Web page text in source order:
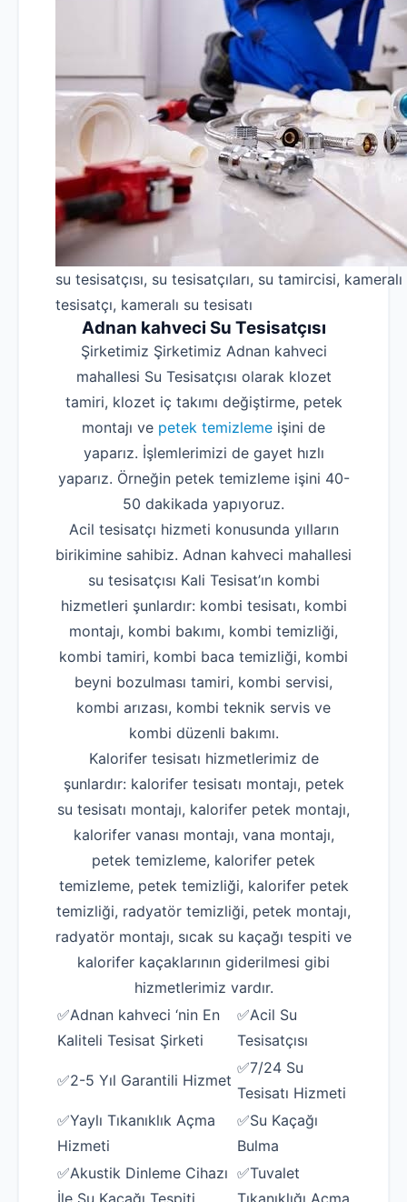
su tesisatçısı, su tesisatçıları, su tamircisi,
tesisatçı, kameralı su tesisatı
Adnan kahveci Su Tesisatçısı
Şirketimiz Şirketimiz Adnan kahveci
mahallesi Su Tesisatçısı olarak klozet
tamiri, klozet iç takımı değiştirme, petek
montajı ve petek temizleme işini de
yaparız. İşlemlerimizi de gayet hızlı
yaparız. Örneğin petek temizleme işini 40-
50 dakikada yapıyoruz.
Acil tesisatçı hizmeti konusunda yılların
birikimine sahibiz. Adnan kahveci mahallesi
su tesisatçısı Kali Tesisat’ın kombi
hizmetleri şunlardır: kombi tesisatı, kombi
montajı, kombi bakımı, kombi temizliği,
kombi tamiri, kombi baca temizliği, kombi
beyni bozulması tamiri, kombi servisi,
kombi arızası, kombi teknik servis ve
kombi düzenli bakımı.
Kalorifer tesisatı hizmetlerimiz de
şunlardır: kalorifer tesisatı montajı, petek
su tesisatı montajı, kalorifer petek montajı,
kalorifer vanası montajı, vana montajı,
petek temizleme, kalorifer petek
temizleme, petek temizliği, kalorifer petek
temizliği, radyatör temizliği, petek montajı,
radyatör montajı, sıcak su kaçağı tespiti ve
kalorifer kaçaklarının giderilmesi gibi
hizmetlerimiz vardır.
✅Adnan kahveci ‘nin En
Kaliteli Tesisat Şirketi
✅Acil Su
Tesisatçısı
✅2-5 Yıl Garantili Hizmet
✅7/24 Su
Tesisatı Hizmeti
✅Yaylı Tıkanıklık Açma
Hizmeti
✅Su Kaçağı
Bulma
✅Akustik Dinleme Cihazı
İle Su Kaçağı Tespiti
✅Tuvalet
Tıkanıklığı Açma